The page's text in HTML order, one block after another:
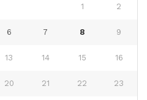
1 2
6 7 8 9
13 14 15 16
20 21 22 23